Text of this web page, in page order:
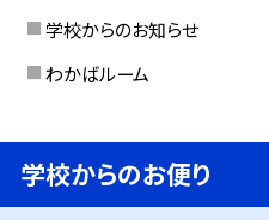
学校からのお知らせ
わかばルーム
学校からのお便り